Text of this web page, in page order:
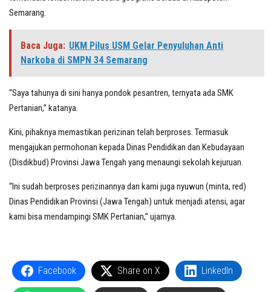
Semarang.
Baca Juga: UKM Pilus USM Gelar Penyuluhan Anti
Narkoba di SMPN 34 Semarang
“Saya tahunya di sini hanya pondok pesantren, ternyata ada SMK
Pertanian,” katanya.
Kini, pihaknya memastikan perizinan telah berproses. Termasuk
mengajukan permohonan kepada Dinas Pendidikan dan Kebudayaan
(Disdikbud) Provinsi Jawa Tengah yang menaungi sekolah kejuruan.
“Ini sudah berproses perizinannya dan kami juga nyuwun (minta, red)
Dinas Pendidikan Provinsi (Jawa Tengah) untuk menjadi atensi, agar
kami bisa mendampingi SMK Pertanian,” ujarnya.
Facebook Share on X LinkedIn